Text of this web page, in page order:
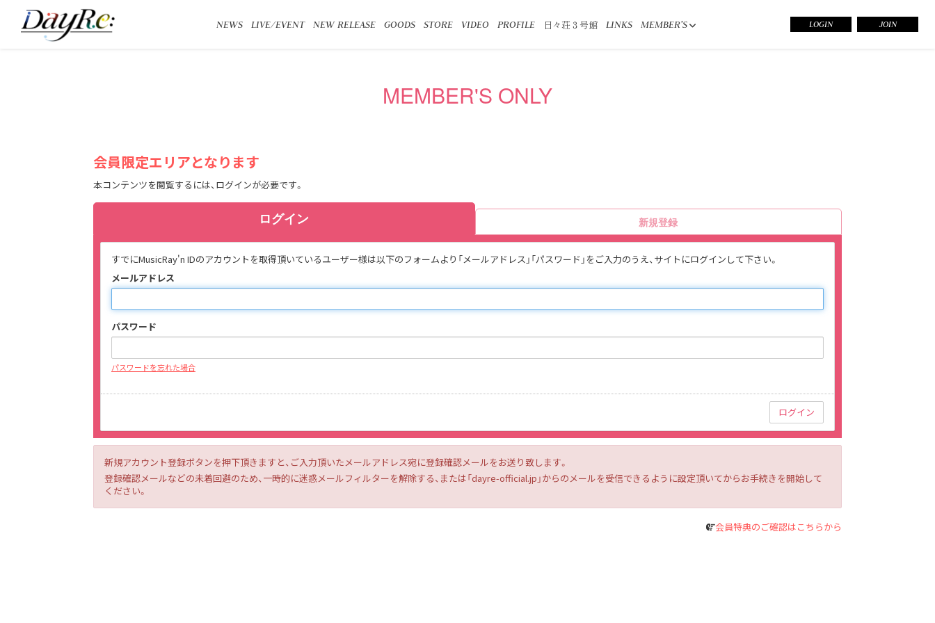
NEWS LIVE/EVENT NEW RELEASE GOODS STORE VIDEO PROFILE 日々荘３号館 LINKS MEMBER’S LOGIN JOIN
MEMBER'S ONLY
会員限定エリアとなります
本コンテンツを閲覧するには、ログインが必要です。
ログイン 新規登録
すでにMusicRay'n IDのアカウントを取得頂いているユーザー様は以下のフォームより「メールアドレス」「パスワード」をご入力のうえ、サイトにログインして下さい。
メールアドレス
パスワード
パスワードを忘れた場合
新規アカウント登録ボタンを押下頂きますと、ご入力頂いたメールアドレス宛に登録確認メールをお送り致します。
登録確認メールなどの未着回避のため、一時的に迷惑メールフィルターを解除する、または「dayre-official.jp」からのメールを受信できるように設定頂いてからお手続きを開始して
ください。
会員特典のご確認はこちらから